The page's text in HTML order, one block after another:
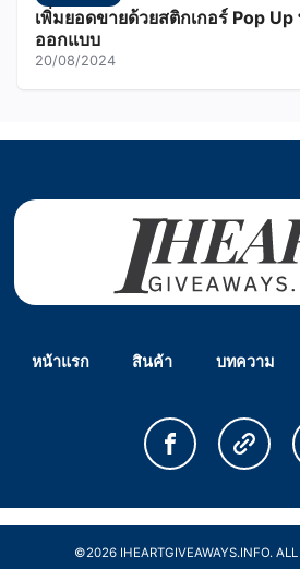
เพิ่มยอดขายด้วยสติกเกอร์ Pop
ออกแบบ
20/08/2024
หน้าแรก สินค้า บทความ
©2026 IHEARTGIVEAWAYS.INFO. ALL